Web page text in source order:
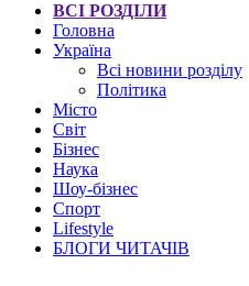
ВСІ РОЗДІЛИ
Головна
Україна
Всі новини розділу
Політика
Місто
Світ
Бізнес
Наука
Шоу-бізнес
Спорт
Lifestyle
БЛОГИ ЧИТАЧІВ